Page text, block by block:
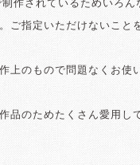
作されているためいろん
ご指定いただけないこと
上のもので問題なくお使
品のためたくさん愛用し